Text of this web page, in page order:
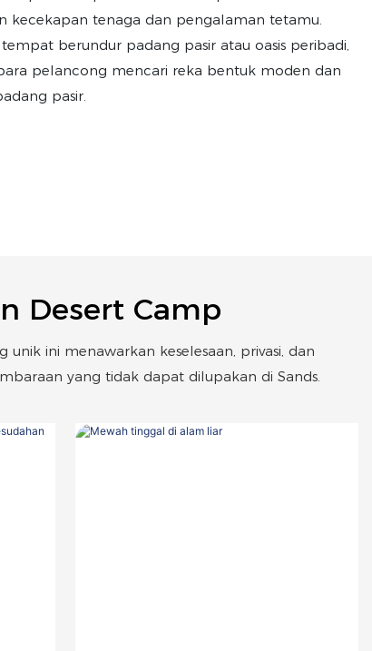
kecekapan tenaga dan pengalaman tetamu.
berundur padang pasir atau oasis peribadi,
pelancong mencari reka bentuk moden dan
pasir.
Desert Camp
ini menawarkan keselesaan, privasi, dan
yang tidak dapat dilupakan di Sands.